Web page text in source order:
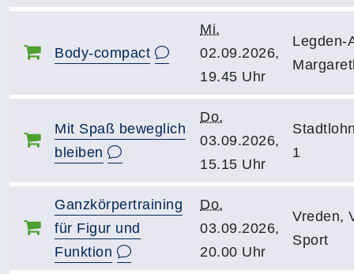
Body-compact
Mi.
02.09.2026,
19.45 Uhr
Legden-
Mit Spaß beweglich
bleiben
Do.
03.09.2026,
15.15 Uhr
1
Ganzkörpertraining
für Figur und
Funktion
Do.
03.09.2026,
20.00 Uhr
Vreden,
Sport